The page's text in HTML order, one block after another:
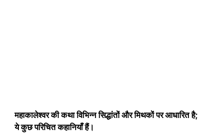
महाकालेश्वर की कथा विभिन्न सिद्धांतों और मिथकों पर आधारित है;
ये कुछ परिचित कहानियाँ हैं।